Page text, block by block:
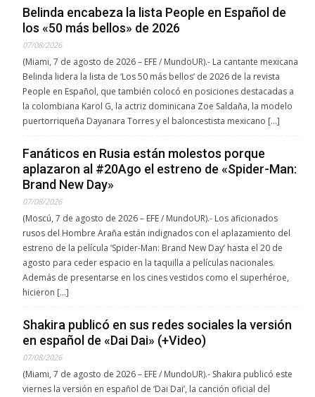
Belinda encabeza la lista People en Español de
los «50 más bellos» de 2026
07/08/2026
(Miami, 7 de agosto de 2026 – EFE / MundoUR).- La cantante mexicana
Belinda lidera la lista de ‘Los 50 más bellos’ de 2026 de la revista
People en Español, que también colocó en posiciones destacadas a
la colombiana Karol G, la actriz dominicana Zoe Saldaña, la modelo
puertorriqueña Dayanara Torres y el baloncestista mexicano […]
Fanáticos en Rusia están molestos porque
aplazaron al #20Ago el estreno de «Spider-Man:
Brand New Day»
07/08/2026
(Moscú, 7 de agosto de 2026 – EFE / MundoUR).- Los aficionados
rusos del Hombre Araña están indignados con el aplazamiento del
estreno de la película ‘Spider-Man: Brand New Day’ hasta el 20 de
agosto para ceder espacio en la taquilla a películas nacionales.
Además de presentarse en los cines vestidos como el superhéroe,
hicieron […]
Shakira publicó en sus redes sociales la versión
en español de «Dai Dai» (+Video)
07/08/2026
(Miami, 7 de agosto de 2026 – EFE / MundoUR).- Shakira publicó este
viernes la versión en español de ‘Dai Dai’, la canción oficial del